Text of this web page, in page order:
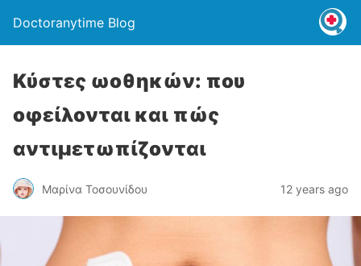
Doctoranytime Blog
Κύστες ωοθηκών: που
οφείλονται και πώς
αντιμετωπίζονται
Μαρίνα Τοσουνίδου 12 years ago